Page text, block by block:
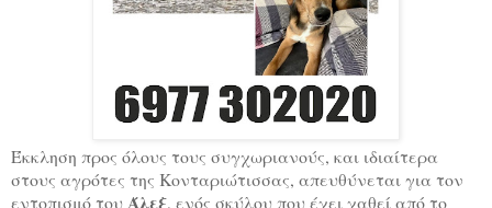
Έκκληση προς όλους τους συγχωριανούς, και ιδιαίτερα
στους αγρότες της Κονταριώτισσας, απευθύνεται για τον
εντοπισμό του Άλεξ, ενός σκύλου που έχει χαθεί από το